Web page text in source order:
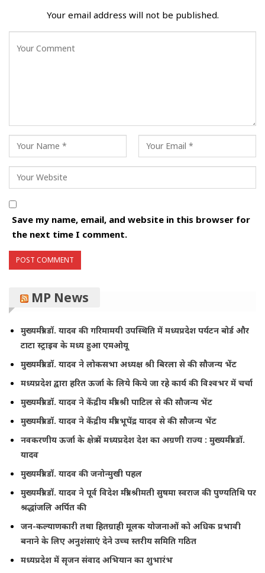
Your email address will not be published.
Save my name, email, and website in this browser for
the next time I comment.
MP News
मुख्यमंत्री डॉ. यादव की गरिमामयी उपस्थिति में मध्यप्रदेश पर्यटन बोर्ड और
टाटा स्ट्राइव के मध्य हुआ एमओयू
मुख्यमंत्री डॉ. यादव ने लोकसभा अध्यक्ष श्री बिरला से की सौजन्य भेंट
मध्यप्रदेश द्वारा हरित ऊर्जा के लिये किये जा रहे कार्य की विश्वभर में चर्चा
मुख्यमंत्री डॉ. यादव ने केंद्रीय मंत्री श्री पाटिल से की सौजन्य भेंट
मुख्यमंत्री डॉ. यादव ने केंद्रीय मंत्री भूपेंद्र यादव से की सौजन्य भेंट
नवकरणीय ऊर्जा के क्षेत्र में मध्यप्रदेश देश का अग्रणी राज्य : मुख्यमंत्री डॉ.
यादव
मुख्यमंत्री डॉ. यादव की जनोन्मुखी पहल
मुख्यमंत्री डॉ. यादव ने पूर्व विदेश मंत्री श्रीमती सुषमा स्वराज की पुण्यतिथि पर
श्रद्धांजलि अर्पित की
जन-कल्याणकारी तथा हितग्राही मूलक योजनाओं को अधिक प्रभावी
बनाने के लिए अनुशंसाएं देने उच्च स्तरीय समिति गठित
मध्यप्रदेश में सृजन संवाद अभियान का शुभारंभ